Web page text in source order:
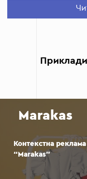
відстежувати
Зростання
Marakas
Контекстна
“Marakas”